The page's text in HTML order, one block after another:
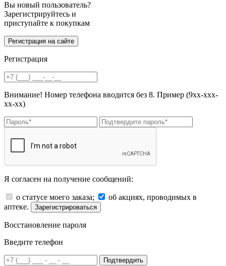
Вы новый пользователь?
Зарегистрируйтесь и
приступайте к покупкам
Регистрация
Внимание! Номер телефона вводится без 8. Пример (9хх-ххх-
хх-хх)
Я согласен на получение сообщений:
о статусе моего заказа;
об акциях, проводимых в
аптеке.
Зарегистрироваться
Восстановление пароля
Введите телефон
Подтвердить